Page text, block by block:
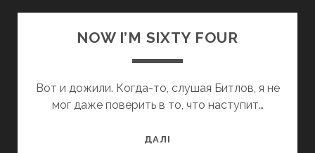
UNIVERSE,
NOW I’M SIXTY FOUR
Вот и дожили. Когда-то, слушая Битлов, я не
мог даже поверить в то, что наступит…
ДАЛІ